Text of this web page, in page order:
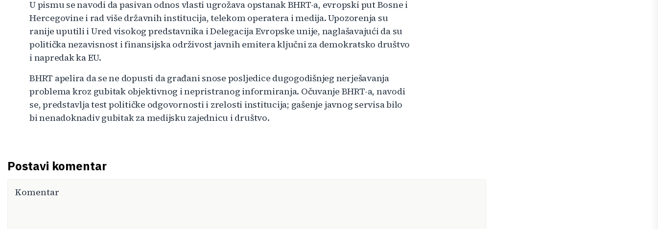
U pismu se navodi da pasivan odnos vlasti ugrožava opstanak BHRT-a, evropski put Bosne i
Hercegovine i rad više državnih institucija, telekom operatera i medija. Upozorenja su
ranije uputili i Ured visokog predstavnika i Delegacija Evropske unije, naglašavajući da su
politička nezavisnost i finansijska održivost javnih emitera ključni za demokratsko društvo
i napredak ka EU.
BHRT apelira da se ne dopusti da građani snose posljedice dugogodišnjeg nerješavanja
problema kroz gubitak objektivnog i nepristranog informiranja. Očuvanje BHRT-a, navodi
se, predstavlja test političke odgovornosti i zrelosti institucija; gašenje javnog servisa bilo
bi nenadoknadiv gubitak za medijsku zajednicu i društvo.
Postavi komentar